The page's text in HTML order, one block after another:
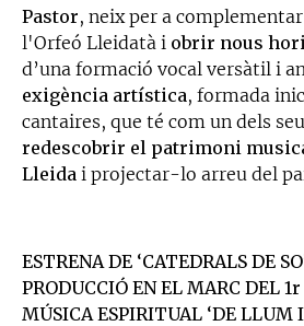
Pastor, neix per a
l'Orfeó Lleidatà i obrir nous
d’una formació vocal versàtil i
exigència artística, formada
cantaires, que té com un dels
redescobrir el patrimoni
Lleida i projectar-lo arreu del
ESTRENA DE ‘CATEDRALS DE
PRODUCCIÓ EN EL MARC DEL
MÚSICA ESPIRITUAL ‘DE LLUM I